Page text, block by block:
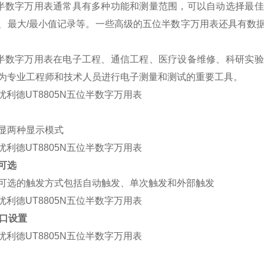
数字万用表通常具有多种功能和测量范围，可以自动选择最
最大/最小值记录等。一些高级的五位半数字万用表还具有数
数字万用表在电子工程、通信工程、医疗设备维修、科研实
专业工程师和技术人员进行电子测量和测试的重要工具。
两种显示模式
选
选的触发方式包括自动触发、单次触发和外部触发
设置